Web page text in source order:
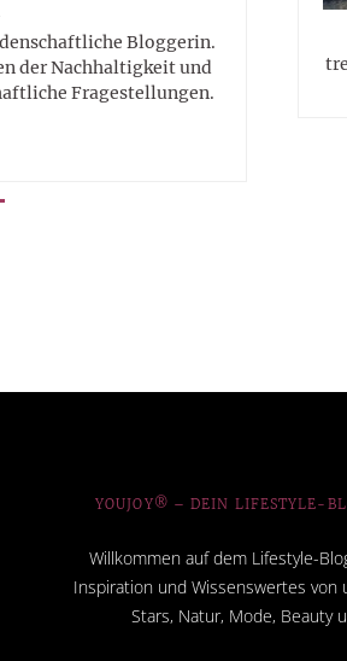
Bloggerin.
der Nachhaltigkeit und
Fragestellungen.
YOUJOY® – DEIN LIFESTYLE-
Willkommen auf dem Lifestyle-
Inspiration und Wissenswertes von
Stars, Natur, Mode, Beauty